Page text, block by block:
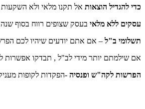
כדי להגדיל הוצאות אל תקנו מלאי ולא
עסקים ללא מלאי בעסק שצופים רווח בסוף
תשלומי ב"ל – אם אתם יודעים שיהיו לכם הפרשי ב"ל לתשלום
אם שילמתם יותר מידי לב"ל , תבדקו אפשרות
הפרשות לקה"ש ופנסיה -הפקדות לקופות